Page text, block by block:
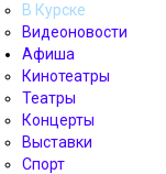
В Курске
Видеоновости
Афиша
Кинотеатры
Театры
Концерты
Выставки
Спорт